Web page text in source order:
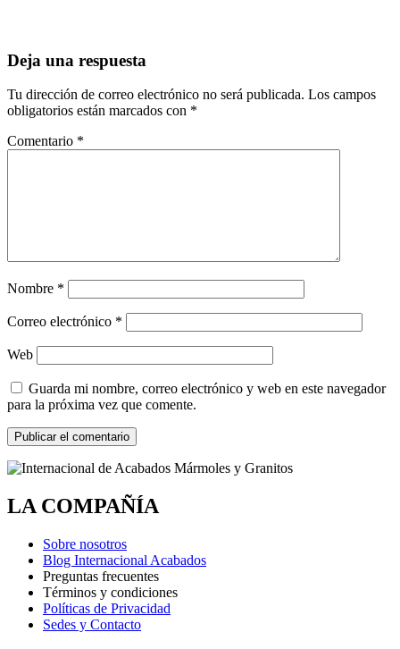
Deja una respuesta
Tu dirección de correo electrónico no será publicada. Los campos
obligatorios están marcados con *
Comentario *
Nombre *
Correo electrónico *
Web
Guarda mi nombre, correo electrónico y web en este navegador
para la próxima vez que comente.
LA COMPAÑÍA
Sobre nosotros
Blog Internacional Acabados
Preguntas frecuentes
Términos y condiciones
Políticas de Privacidad
Sedes y Contacto